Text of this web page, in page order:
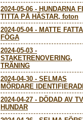
2024-05-06 - HUNDARNA
TITTA PÅ HÄSTAR, foton
2024-05-04- MATTE
FÖGA
2024-05-03 -
STAKETRENOVERING,
TRÄNING
2024-04-30 - SELMAS
MÖRDARE
2024-04-27 - DÖDAD AV
HUNDAR